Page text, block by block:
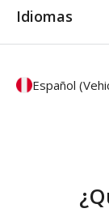
Idiomas
Español